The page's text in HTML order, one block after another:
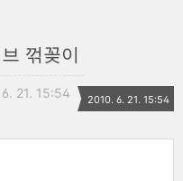
꺾꽂이
21. 15:54 2010. 6. 21. 15:54